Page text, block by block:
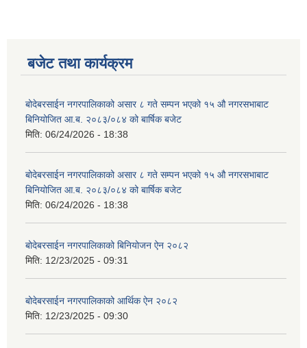
बजेट तथा कार्यक्रम
बोदेबरसाईन नगरपालिकाको असार ८ गते सम्पन भएको १५ ‍‍‍औ नगरसभाबाट
बिनियोजित आ.ब. २०८३/०८४ को बार्षिक बजेट
मिति: 06/24/2026 - 18:38
बोदेबरसाईन नगरपालिकाको असार ८ गते सम्पन भएको १५ ‍‍‍औ नगरसभाबाट
बिनियोजित आ.ब. २०८३/०८४ को बार्षिक बजेट
मिति: 06/24/2026 - 18:38
बोदेबरसाईन नगरपालिकाको बिनियोजन ऐन २०८२
मिति: 12/23/2025 - 09:31
बोदेबरसाईन नगरपालिकाको आर्थिक ऐन २०८२
मिति: 12/23/2025 - 09:30